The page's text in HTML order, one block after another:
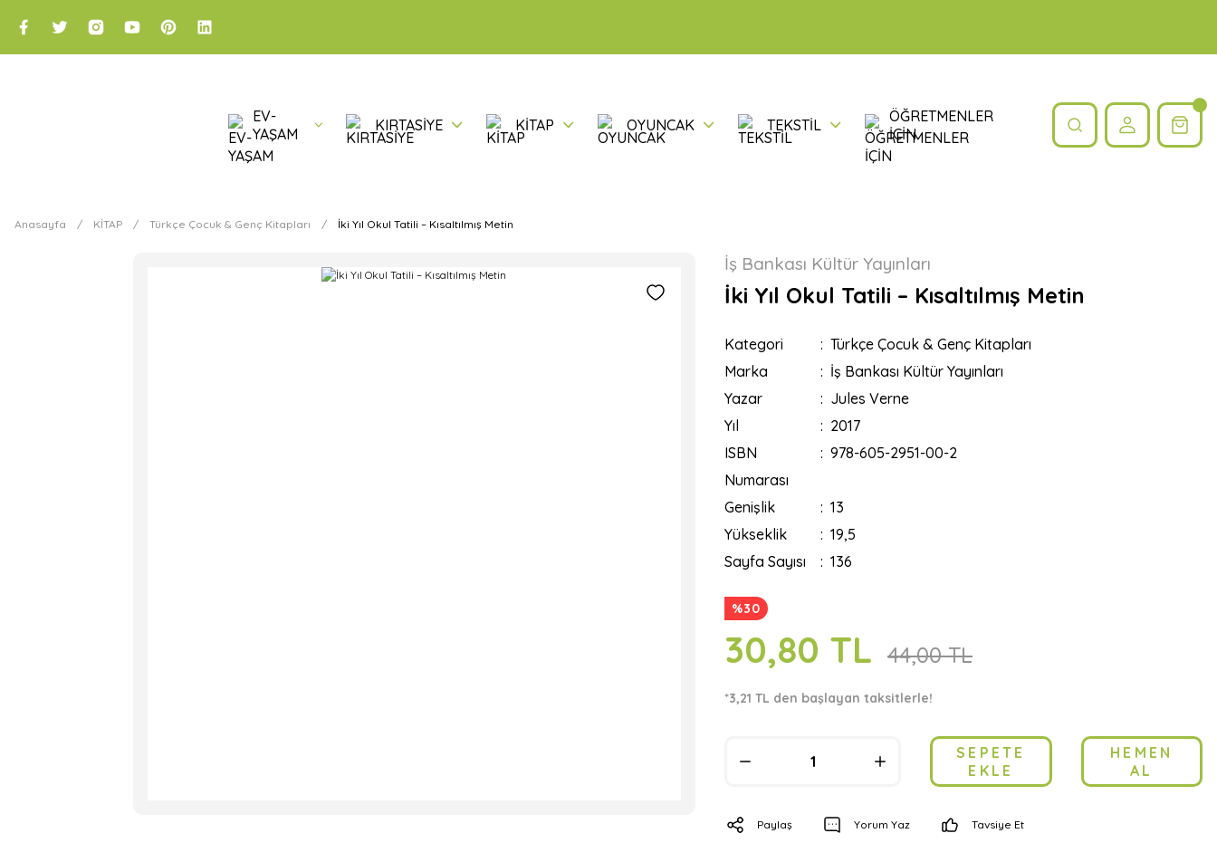
EV-
YAŞAM
KIRTASİYE KİTAP OYUNCAK TEKSTİL
ÖĞRETMENLER
İÇİN
Anasayfa KİTAP Türkçe Çocuk & Genç Kitapları İki Yıl Okul Tatili – Kısaltılmış Metin
İş Bankası Kültür Yayınları
İki Yıl Okul Tatili – Kısaltılmış Metin
Kategori
Türkçe Çocuk & Genç Kitapları
Marka
İş Bankası Kültür Yayınları
Yazar
Jules Verne
Yıl
2017
ISBN
Numarası
978-605-2951-00-2
Genişlik
13
Yükseklik
19,5
Sayfa Sayısı
136
%30
30,80 TL 44,00 TL
*3,21 TL den başlayan taksitlerle!
SEPETE
EKLE
HEMEN
AL
Paylaş Yorum Yaz Tavsiye Et